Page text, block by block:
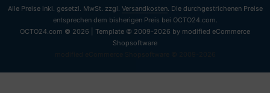
Alle Preise inkl. gesetzl. MwSt. zzgl. Versandkosten. Die durchgestrichenen Preise
entsprechen dem bisherigen Preis bei OCTO24.com.
OCTO24.com © 2026 | Template © 2009-2026 by modified eCommerce
Shopsoftware